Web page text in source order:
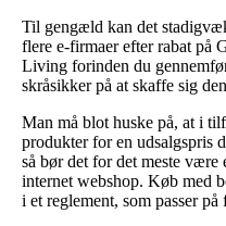
Til gengæld kan det
flere e-firmaer efter rabat på
Living forinden du
skråsikker på at skaffe sig
Man må blot huske på, at i
produkter for en udsalgspris
så bør det for det meste
internet webshop. Køb med
i et reglement, som passer